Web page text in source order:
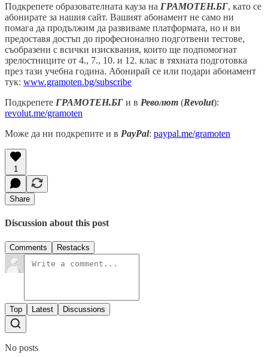
Подкрепете образователната кауза на ГРАМОТЕН.БГ, като се
абонирате за нашия сайт. Вашият абонамент не само ни
помага да продължим да развиваме платформата, но и ви
предоставя достъп до професионално подготвени тестове,
съобразени с всички изисквания, които ще подпомогнат
зрелостниците от 4., 7., 10. и 12. клас в тяхната подготовка
през тази учебна година. Абонирай се или подари абонамент
тук: www.gramoten.bg/subscribe
Подкрепете ГРАМОТЕН.БГ и в Револют (Revolut):
revolut.me/gramoten
Може да ни подкрепите и в PayPal: paypal.me/gramoten
1
Share
Discussion about this post
Comments Restacks
Top Latest Discussions
No posts